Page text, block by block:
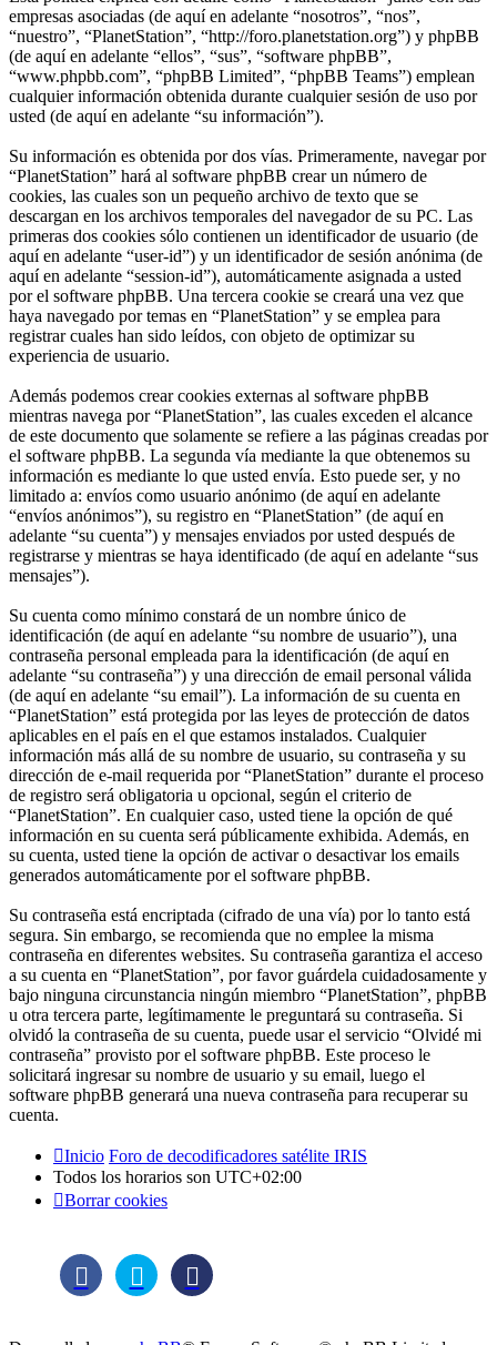
empresas asociadas (de aquí en adelante “nosotros”, “nos”,
“nuestro”, “PlanetStation”, “http://foro.planetstation.org”) y phpBB
(de aquí en adelante “ellos”, “sus”, “software phpBB”,
“www.phpbb.com”, “phpBB Limited”, “phpBB Teams”) emplean
cualquier información obtenida durante cualquier sesión de uso por
usted (de aquí en adelante “su información”).
Su información es obtenida por dos vías. Primeramente, navegar por
“PlanetStation” hará al software phpBB crear un número de
cookies, las cuales son un pequeño archivo de texto que se
descargan en los archivos temporales del navegador de su PC. Las
primeras dos cookies sólo contienen un identificador de usuario (de
aquí en adelante “user-id”) y un identificador de sesión anónima (de
aquí en adelante “session-id”), automáticamente asignada a usted
por el software phpBB. Una tercera cookie se creará una vez que
haya navegado por temas en “PlanetStation” y se emplea para
registrar cuales han sido leídos, con objeto de optimizar su
experiencia de usuario.
Además podemos crear cookies externas al software phpBB
mientras navega por “PlanetStation”, las cuales exceden el alcance
de este documento que solamente se refiere a las páginas creadas por
el software phpBB. La segunda vía mediante la que obtenemos su
información es mediante lo que usted envía. Esto puede ser, y no
limitado a: envíos como usuario anónimo (de aquí en adelante
“envíos anónimos”), su registro en “PlanetStation” (de aquí en
adelante “su cuenta”) y mensajes enviados por usted después de
registrarse y mientras se haya identificado (de aquí en adelante “sus
mensajes”).
Su cuenta como mínimo constará de un nombre único de
identificación (de aquí en adelante “su nombre de usuario”), una
contraseña personal empleada para la identificación (de aquí en
adelante “su contraseña”) y una dirección de email personal válida
(de aquí en adelante “su email”). La información de su cuenta en
“PlanetStation” está protegida por las leyes de protección de datos
aplicables en el país en el que estamos instalados. Cualquier
información más allá de su nombre de usuario, su contraseña y su
dirección de e-mail requerida por “PlanetStation” durante el proceso
de registro será obligatoria u opcional, según el criterio de
“PlanetStation”. En cualquier caso, usted tiene la opción de qué
información en su cuenta será públicamente exhibida. Además, en
su cuenta, usted tiene la opción de activar o desactivar los emails
generados automáticamente por el software phpBB.
Su contraseña está encriptada (cifrado de una vía) por lo tanto está
segura. Sin embargo, se recomienda que no emplee la misma
contraseña en diferentes websites. Su contraseña garantiza el acceso
a su cuenta en “PlanetStation”, por favor guárdela cuidadosamente y
bajo ninguna circunstancia ningún miembro “PlanetStation”, phpBB
u otra tercera parte, legítimamente le preguntará su contraseña. Si
olvidó la contraseña de su cuenta, puede usar el servicio “Olvidé mi
contraseña” provisto por el software phpBB. Este proceso le
solicitará ingresar su nombre de usuario y su email, luego el
software phpBB generará una nueva contraseña para recuperar su
cuenta.
Inicio Foro de decodificadores satélite IRIS
Todos los horarios son UTC+02:00
Borrar cookies